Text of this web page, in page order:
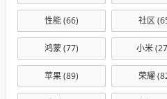
性能(66) 社区
鸿蒙(77) 小米
苹果(89) 荣耀